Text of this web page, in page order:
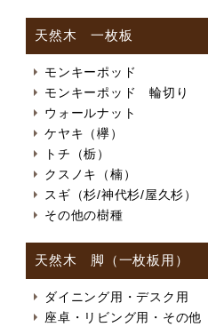
天然木 一枚板
モンキーポッド
モンキーポッド 輪切り
ウォールナット
ケヤキ（欅）
トチ（栃）
クスノキ（楠）
スギ（杉/神代杉/屋久杉）
その他の樹種
天然木 脚（一枚板用）
ダイニング用・デスク用
座卓・リビング用・その他